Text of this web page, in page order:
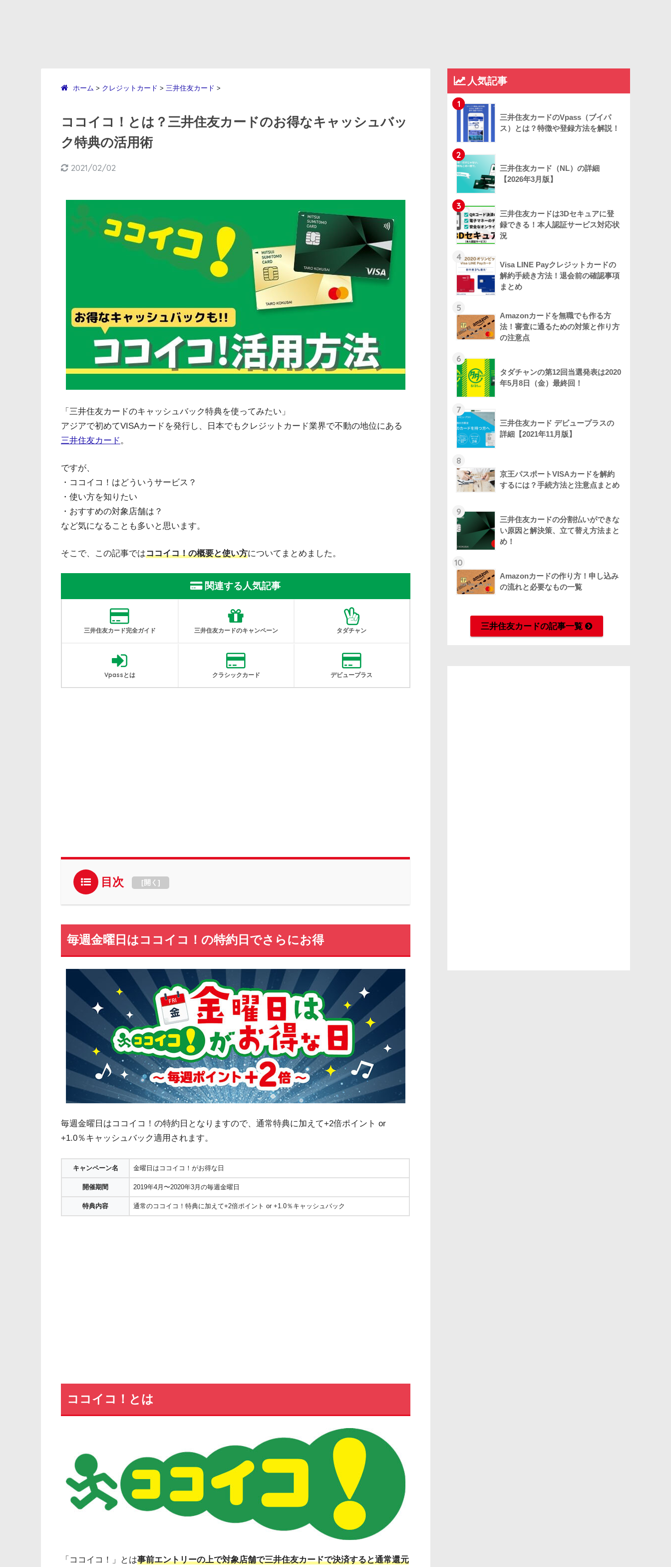
ホーム > クレジットカード > 三井住友カード >
ココイコ！とは？三井住友カードのお得なキャッシュバッ
ク特典の活用術
2021/02/02
「三井住友カードのキャッシュバック特典を使ってみたい」
アジアで初めてVISAカードを発行し、日本でもクレジットカード業界で不動の地位にある
三井住友カード。
ですが、
・ココイコ！はどういうサービス？
・使い方を知りたい
・おすすめの対象店舗は？
など気になることも多いと思います。
そこで、この記事ではココイコ！の概要と使い方についてまとめました。
関連する人気記事
三井住友カード完全ガイド 三井住友カードのキャンペーン タダチャン
Vpassとは クラシックカード デビュープラス
目次 [開く ]
毎週金曜日はココイコ！の特約日でさらにお得
毎週金曜日はココイコ！の特約日となりますので、通常特典に加えて+2倍ポイント or
+1.0％キャッシュバック適用されます。
キャンペーン名 金曜日はココイコ！がお得な日
開催期間 2019年4月〜2020年3月の毎週金曜日
特典内容 通常のココイコ！特典に加えて+2倍ポイント or +1.0％キャッシュバック
ココイコ！とは
「ココイコ！」とは事前エントリーの上で対象店舗で三井住友カードで決済すると通常還元
人気記事
1
三井住友カードのVpass（ブイパ
ス）とは？特徴や登録方法を解説！
2
三井住友カード（NL）の詳細
【2026年3月版】
3
三井住友カードは3Dセキュアに登
録できる！本人認証サービス対応状
況
4
Visa LINE Payクレジットカードの
解約手続き方法！退会前の確認事項
まとめ
5
Amazonカードを無職でも作る方
法！審査に通るための対策と作り方
の注意点
6
タダチャンの第12回当選発表は2020
年5月8日（金）最終回！
7
三井住友カード デビュープラスの
詳細【2021年11月版】
8
京王パスポートVISAカードを解約
するには？手続方法と注意点まとめ
9
三井住友カードの分割払いができな
い原因と解決策、立て替え方法まと
め！
10
Amazonカードの作り方！申し込み
の流れと必要なもの一覧
三井住友カードの記事一覧